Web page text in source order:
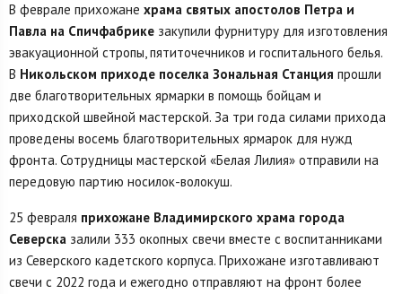
В феврале прихожане храма святых апостолов Петра и
Павла на Спичфабрике закупили фурнитуру для изготовления
эвакуационной стропы, пятиточечников и госпитального белья.
В Никольском приходе поселка Зональная Станция прошли
две благотворительных ярмарки в помощь бойцам и
приходской швейной мастерской. За три года силами прихода
проведены восемь благотворительных ярмарок для нужд
фронта. Сотрудницы мастерской «Белая Лилия» отправили на
передовую партию носилок-волокуш.
25 февраля прихожане Владимирского храма города
Северска залили 333 окопных свечи вместе с воспитанниками
из Северского кадетского корпуса. Прихожане изготавливают
свечи с 2022 года и ежегодно отправляют на фронт более